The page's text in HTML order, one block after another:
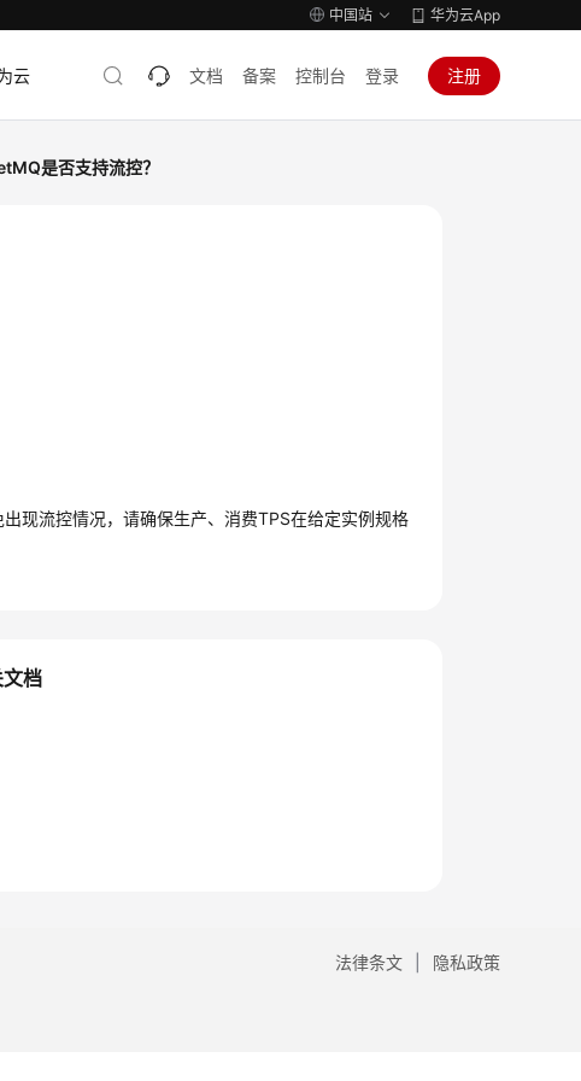
中国站 华为云App
云 文档 备案 控制台 登录 注册
是否支持流控？
现流控情况，请确保生产、消费TPS在给定实例规格
档
法律条文 隐私政策